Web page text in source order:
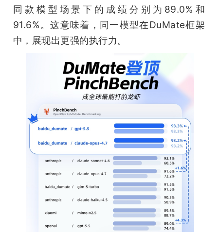
GAIR
同款模型场景下的成绩分别为89.0%和
91.6%。这意味着，同一模型在DuMate框架
中，展现出更强的执行力。